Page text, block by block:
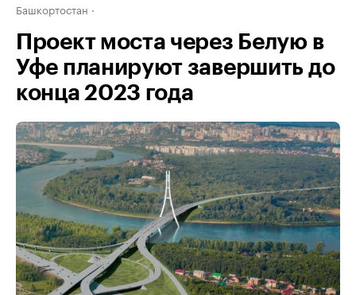
Башкортостан
Проект моста через Белую в
Уфе планируют завершить до
конца 2023 года